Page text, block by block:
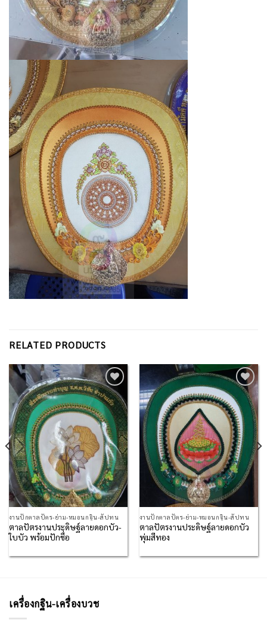
RELATED PRODUCTS
Add to
Wishlist
งานปักตาลปัตร-ย่าม-หมอนกฐิน-สัปทน
ตาลปัตรงานประดิษฐ์ลายดอกบัว-
ใบบัว พร้อมปักชื่อ
Add to
Wishlist
งานปักตาลปัตร-ย่าม-หมอนกฐิน-สัปทน
ตาลปัตรงานประดิษฐ์ลายดอกบัว
พุ่มสีทอง
เครื่องกฐิน-เครื่องบวช